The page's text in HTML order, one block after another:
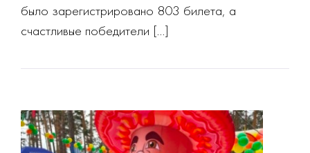
было зарегистрировано 803 билета, а
счастливые победители […]